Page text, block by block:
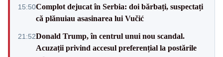
15:50Complot dejucat în Serbia: doi bărbați, suspectați
că plănuiau asasinarea lui Vučić
21:52Donald Trump, în centrul unui nou scandal.
Acuzații privind accesul preferențial la postările